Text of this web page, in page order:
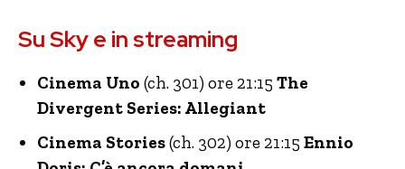
Su Sky e in streaming
Cinema Uno (ch. 301) ore 21:15 The
Divergent Series: Allegiant
Cinema Stories(ch. 302) ore 21:15 Ennio